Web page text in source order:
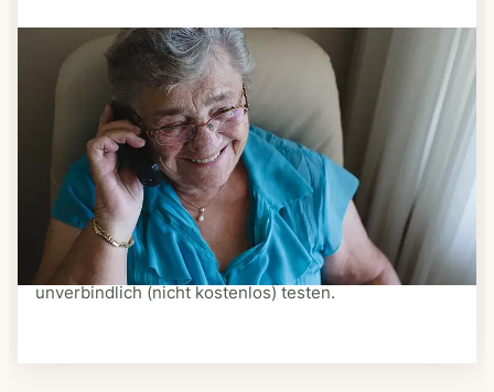
Schritt 3
Bestellen & liefern lassen
Suchen Sie sich aus dem Speiseplan Ihres Anbieters
aus, was Ihnen schmeckt. Bestellen Sie telefonisch,
schriftlich oder im Online-Shop Ihres Anbieters.
Ein Kurier liefert Ihnen das bestellte Essen zum
vereinbarten Zeitpunkt nach Hause. Bei vielen
Anbietern können Sie Essen auf Rädern auch
unverbindlich (nicht kostenlos) testen.